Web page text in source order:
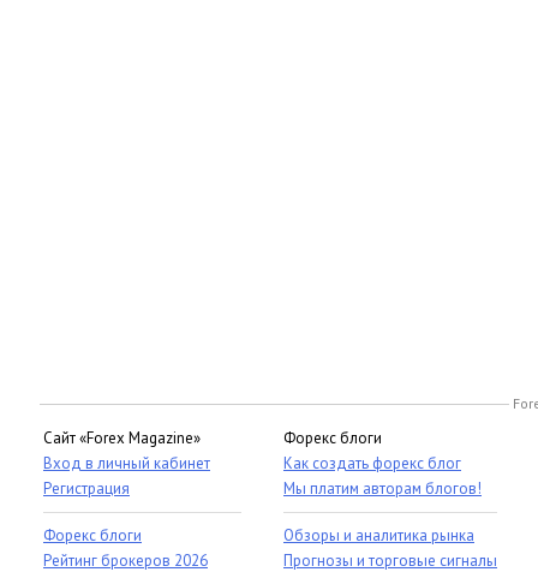
Сайт «Forex Magazine»
Вход в личный кабинет
Регистрация
Форекс блоги
Рейтинг брокеров 2026
Форекс блоги
Как создать форекс блог
Мы платим авторам блогов!
Обзоры и аналитика рынка
Прогнозы и торговые сигналы